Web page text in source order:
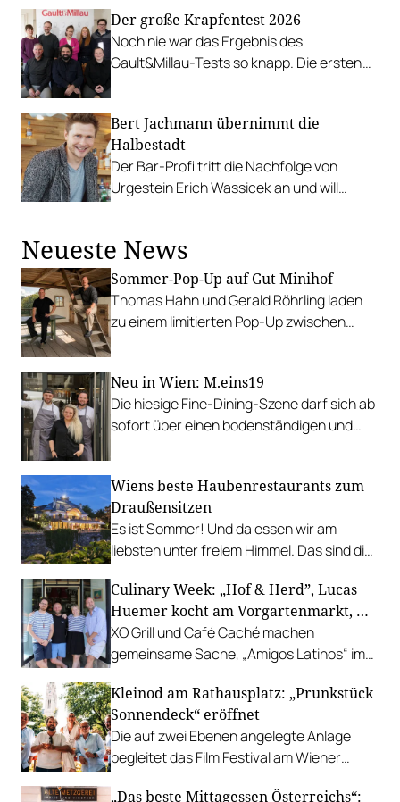
Der große Krapfentest 2026
Noch nie war das Ergebnis des
Gault&Millau-Tests so knapp. Die ersten
Bert Jachmann übernimmt die
Halbestadt
Der Bar-Profi tritt die Nachfolge von
Urgestein Erich Wassicek an und will
Neueste News
Sommer-Pop-Up auf Gut Minihof
Thomas Hahn und Gerald Röhrling laden
zu einem limitierten Pop-Up zwischen
Neu in Wien: M.eins19
Die hiesige Fine-Dining-Szene darf sich ab
sofort über einen bodenständigen und
Wiens beste Haubenrestaurants zum
Draußensitzen
Es ist Sommer! Und da essen wir am
liebsten unter freiem Himmel. Das sind die
Gastgarten.
Culinary Week: „Hof & Herd”, Lucas
Huemer kocht am Vorgartenmarkt, …
XO Grill und Café Caché machen
gemeinsame Sache, „Amigos Latinos“ im
Richard Rauch kocht in der Riederalm
u.v.m.
Kleinod am Rathausplatz: „Prunkstück
Sonnendeck“ eröffnet
Die auf zwei Ebenen angelegte Anlage
begleitet das Film Festival am Wiener
„Das beste Mittagessen Österreichs“: